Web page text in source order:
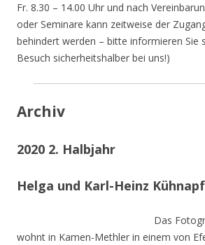
Fr. 8.30 – 14.00 Uhr und nach
oder Seminare kann zeitweise der
behindert werden – bitte informieren Sie
Besuch sicherheitshalber bei uns!)
Archiv
2020 2. Halbjahr
Helga und Karl-Heinz
Das
wohnt in Kamen-Methler in einem von